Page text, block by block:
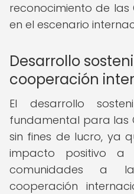
reconocimiento de las
en el escenario
Desarrollo
cooperación
El desarrollo
fundamental para las
sin fines de lucro, ya
impacto positivo
comunidades a
cooperación